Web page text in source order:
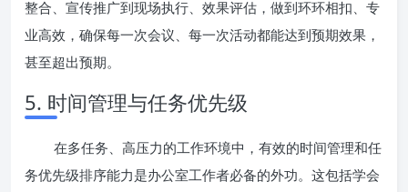
整合、宣传推广到现场执行、效果评估，做到环环相扣、专
业高效，确保每一次会议、每一次活动都能达到预期效果，
甚至超出预期。
5. 时间管理与任务优先级
在多任务、高压力的工作环境中，有效的时间管理和任
务优先级排序能力是办公室工作者必备的外功。这包括学会